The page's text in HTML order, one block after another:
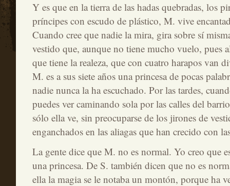
Y es que en la tierra de las hadas quebradas, los
príncipes con escudo de plástico, M. vive
Cuando cree que nadie la mira, gira sobre sí
vestido que, aunque no tiene mucho vuelo, pues
que tiene la realeza, que con cuatro harapos van
M. es a sus siete años una princesa de pocas
nadie nunca la ha escuchado. Por las tardes,
puedes ver caminando sola por las calles del
sólo ella ve, sin preocuparse de los jirones de
enganchados en las aliagas que han crecido con
La gente dice que M. no es normal. Yo creo que
una princesa. De S. también dicen que no es
ella la magia se le notaba un montón, porque ha